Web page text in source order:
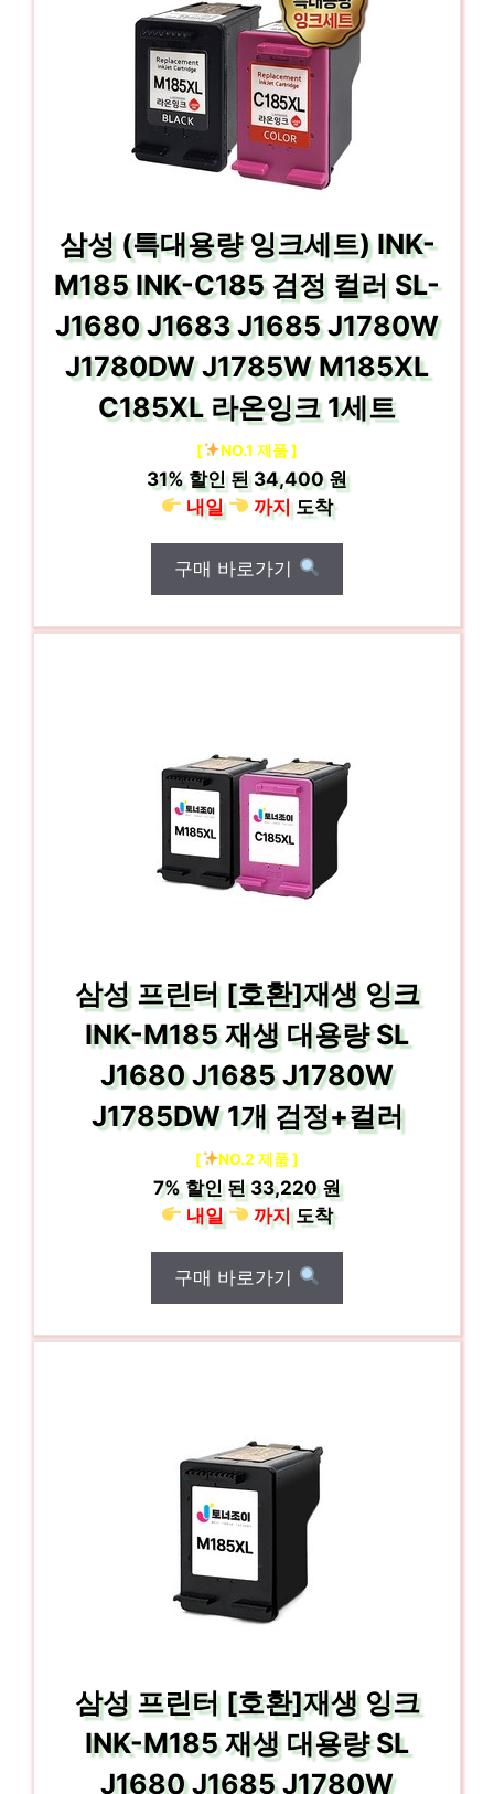
삼성 (특대용량 잉크세트) INK-
M185 INK-C185 검정 컬러 SL-
J1680 J1683 J1685 J1780W
J1780DW J1785W M185XL
C185XL 라온잉크 1세트
[ NO.1 제품 ]
31% 할인 된34,400 원
내일
까지도착
구매 바로가기
삼성 프린터 [호환]재생 잉크
INK-M185 재생 대용량 SL
J1680 J1685 J1780W
J1785DW 1개 검정+컬러
[ NO.2 제품 ]
7% 할인 된33,220 원
내일
까지도착
구매 바로가기
삼성 프린터 [호환]재생 잉크
INK-M185 재생 대용량 SL
J1680 J1685 J1780W